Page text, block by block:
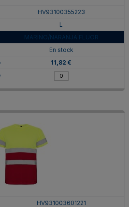
HV93100355223
L
MARINO/NARANJA FLUOR
En stock
11,82 €
HV931003601221